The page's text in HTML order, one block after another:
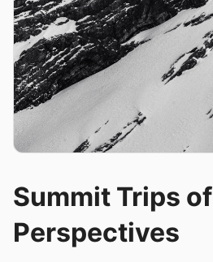
Summit Trips of
Perspectives